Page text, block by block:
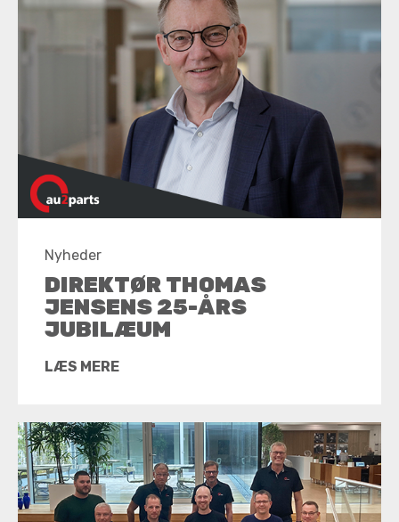
Nyheder
DIREKTØR THOMAS
JENSENS 25-ÅRS
JUBILÆUM
LÆS MERE